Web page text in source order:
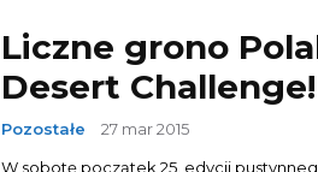
Liczne grono
Desert Challenge!
Pozostałe
27 mar 2015
W sobotę początek 25. edycji